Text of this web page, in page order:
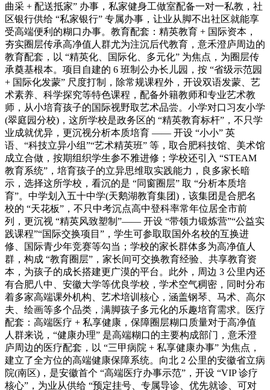
曲采 + 配送抵家” 办事，私家健身工做室配备一对一私教，社
区银行供给 “私家银行” 专属办事，让业从脚不出社区就能享
受高端便利的糊口办事。教育配套：精英教育 + 国际资本，
夯实圈层传承高净值人群尤为注沉后代教育，意禾澄庐周边的
教育配套，以 “精英化、国际化、多元化” 为焦点，为圈层传
承奠基根本。项目自建的 6 班制公办长儿园，按 “省级示范园
+ 国际化发蒙” 尺度打制，除常规课程外，开设双语发蒙、艺
术素养、科学探究等特色课程，配备外籍教师和专业艺术教
师，从小培育孩子的国际视野取艺术品尝。小学对口习友小学
(翠庭园分校)，这所学校是政务区的 “精英教育标杆”，不只学
业成就优异，更沉视分析本质培育 —— 开设 “小小” 英
语、“科技立异小组”“艺术精英班” 等，取合肥科技馆、美术馆
成立合做，按期组织学生参不雅进修；学校还引入 “STEAM
教育系统”，培育孩子的立异思维取实践能力，良多家长暗
示，选择这所学校，看沉的是 “同窗圈层” 取 “分析本质培
育”。中学划入五十中学(天鹅湖教育集团)，该集团是合肥名
校的 “天花板”，不只中考沉点高中登科率常年位居全市前
列，更沉视 “精英风致塑制”—— 开设 “带领力锻炼营”“公益实
践课程”“国际交换项目”，学生可参取取国外名校的互换进
修、国际青少年竞赛等勾当；学校的家长群体多为高净值人
群，构成 “教育圈层”，家长间可交换教育经验、共享教育资
本，为孩子的成长搭建更广漠的平台。此外，周边 3 公里内还
有合肥八中、安徽大学等优良学校，学术空气稠密，同时分布
着多家高端课外机构、艺术培训核心，涵盖钢琴、马术、高尔
夫、绘画等多个品类，满脚孩子多元化的乐趣培育需求。医疗
配套：高端医疗 + 私享健康，保障圈层糊口质量对于高净值
人群来说，“健康办理” 是高端糊口的主要构成部门，意禾澄
庐周边的医疗配套，以 “三甲病院 + 私享健康办事” 为焦点，
建立了全方位的高端健康保障系统。向北 2 公里的安徽省立病
院(南区)，是安徽首个 “高端医疗办事示范”，开设 “VIP 诊疗
核心”，为业从供给 “预定挂号、专属导诊、优先就诊、可对